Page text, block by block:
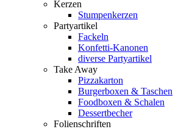
Kerzen
Stumpenkerzen
Partyartikel
Fackeln
Konfetti-Kanonen
diverse Partyartikel
Take Away
Pizzakarton
Burgerboxen & Taschen
Foodboxen & Schalen
Dessertbecher
Folienschriften